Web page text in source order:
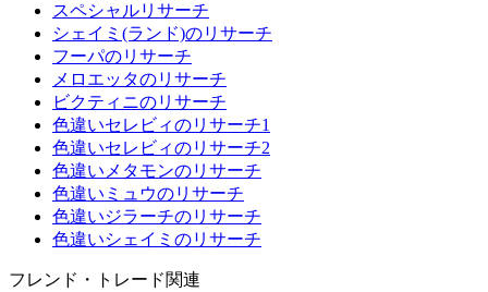
スペシャルリサーチ
シェイミ(ランド)のリサーチ
フーパのリサーチ
メロエッタのリサーチ
ビクティニのリサーチ
色違いセレビィのリサーチ1
色違いセレビィのリサーチ2
色違いメタモンのリサーチ
色違いミュウのリサーチ
色違いジラーチのリサーチ
色違いシェイミのリサーチ
フレンド・トレード関連